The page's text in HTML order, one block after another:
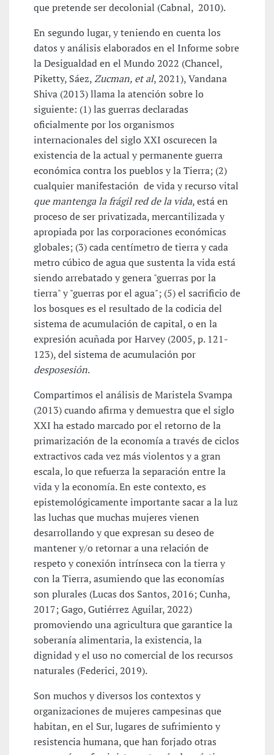
que pretende ser decolonial (Cabnal, 2010).
En segundo lugar, y teniendo en cuenta los
datos y análisis elaborados en el Informe sobre
la Desigualdad en el Mundo 2022 (Chancel,
Piketty, Sáez,Zucman, et al, 2021), Vandana
Shiva (2013) llama la atención sobre lo
siguiente: (1) las guerras declaradas
oficialmente por los organismos
internacionales del siglo XXI oscurecen la
existencia de la actual y permanente guerra
económica contra los pueblos y la Tierra; (2)
cualquier manifestación de vida y recurso vital
que mantenga la frágil red de la vida, está en
proceso de ser privatizada, mercantilizada y
apropiada por las corporaciones económicas
globales; (3) cada centímetro de tierra y cada
metro cúbico de agua que sustenta la vida está
siendo arrebatado y genera "guerras por la
tierra" y "guerras por el agua"; (5) el sacrificio de
los bosques es el resultado de la codicia del
sistema de acumulación de capital, o en la
expresión acuñada por Harvey (2005, p. 121-
123), del sistema de acumulación por
desposesión.
Compartimos el análisis de Maristela Svampa
(2013) cuando afirma y demuestra que el siglo
XXI ha estado marcado por el retorno de la
primarización de la economía a través de ciclos
extractivos cada vez más violentos y a gran
escala, lo que refuerza la separación entre la
vida y la economía. En este contexto, es
epistemológicamente importante sacar a la luz
las luchas que muchas mujeres vienen
desarrollando y que expresan su deseo de
mantener y/o retornar a una relación de
respeto y conexión intrínseca con la tierra y
con la Tierra, asumiendo que las economías
son plurales (Lucas dos Santos, 2016; Cunha,
2017; Gago, Gutiérrez Aguilar, 2022)
promoviendo una agricultura que garantice la
soberanía alimentaria, la existencia, la
dignidad y el uso no comercial de los recursos
naturales (Federici, 2019).
Son muchos y diversos los contextos y
organizaciones de mujeres campesinas que
habitan, en el Sur, lugares de sufrimiento y
resistencia humana, que han forjado otras